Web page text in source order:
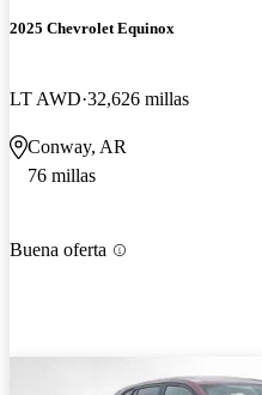
2025 Chevrolet Equinox
LT AWD 32,626 millas
Conway, AR
76 millas
Buena oferta